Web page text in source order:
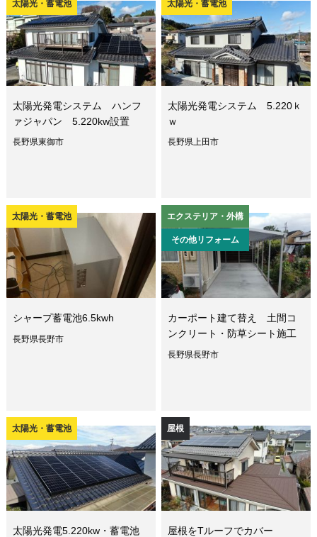
太陽光・蓄電池
太陽光発電システム ハンフ
ァジャパン 5.220kw設置
長野県東御市
太陽光・蓄電池
太陽光発電システム 5.220ｋ
ｗ
長野県上田市
太陽光・蓄電池
シャープ蓄電池6.5kwh
長野県長野市
エクステリア・外構
その他リフォーム
カーポート建て替え 土間コ
ンクリート・防草シート施工
長野県長野市
太陽光・蓄電池
太陽光発電5.220kw・蓄電池
屋根
屋根をTルーフでカバー